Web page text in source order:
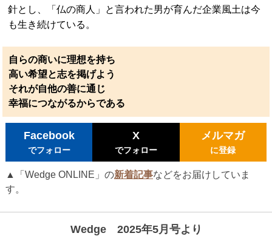
針とし、「仏の商人」と言われた男が育んだ企業風土は今
も生き続けている。
自らの商いに理想を持ち
高い希望と志を掲げよう
それが自他の善に通じ
幸福につながるからである
Facebook
でフォロー
X
でフォロー
メルマガ
に登録
▲「Wedge ONLINE」の新着記事などをお届けしていま
す。
Wedge 2025年5月号より